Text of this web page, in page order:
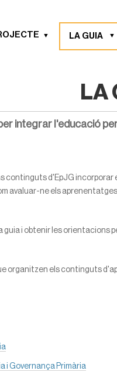
LA GUIA
LA
integrar l'educació
continguts d'EpJG
avaluar-ne els aprenentatges
guia i obtenir les orientacions
organitzen els continguts
i Governança Primària